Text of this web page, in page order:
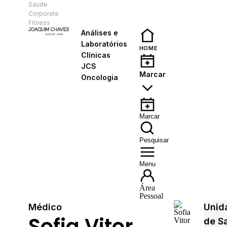
Saúde
Corporate
Fitness
Análises e
Laboratórios
Clínicas
JCS
Oncologia
HOME
Marcar
Marcar
Pesquisar
Menu
Área
Pessoal
Médico
de